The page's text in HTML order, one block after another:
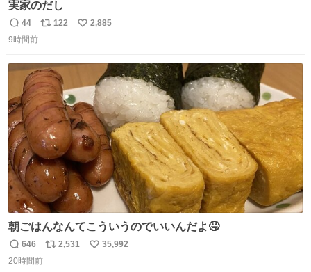
実家のだし
返
信
44
リ
ト
数
122
い
2,885
9時間前
朝ごはんなんてこういうのでいいんだよ🤤
返
信
646
リ
2,531
い
35,992
20時間前